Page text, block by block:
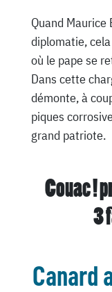
Quand
diplomatie,
où le pape se
Dans cette
démonte, à
piques
grand patriote.
Couac !
3
Canard